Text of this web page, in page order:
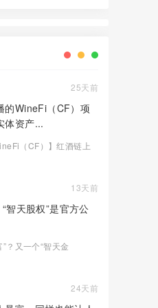
25天前
的WineFi（CF）项
体资产...
（CF）】红酒链上
13天前
智天股权”是官方公
”？又一个“智天金
24天前